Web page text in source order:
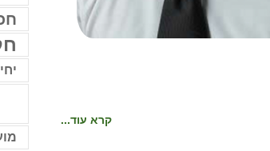
קרא עוד...